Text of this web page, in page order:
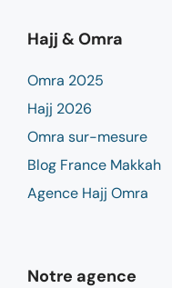
Hajj & Omra
Omra 2025
Hajj 2026
Omra sur-mesure
Blog France Makkah
Agence Hajj Omra
Notre agence